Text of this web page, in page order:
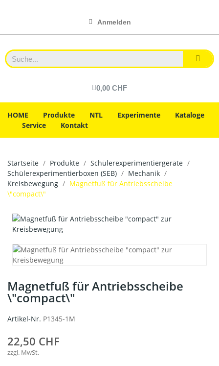
Anmelden
0,00 CHF
HOME Produkte NTL Experimente
Kataloge
Service
Kontakt
Startseite Produkte
Schülerexperimentiergeräte
Schülerexperimentierboxen (SEB)
Mechanik
Kreisbewegung
Magnetfuß für Antriebsscheibe
\"compact\"
Magnetfuß für Antriebsscheibe
\"compact\"
Artikel-Nr. P1345-1M
22,50 CHF
zzgl. MwSt.